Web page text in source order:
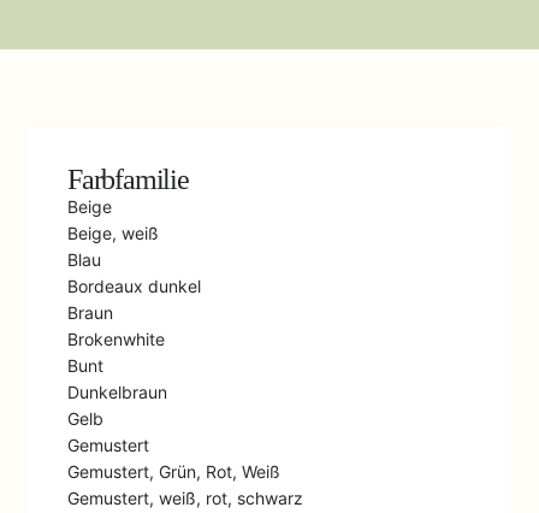
Farbfamilie
Beige
Beige, weiß
Blau
Bordeaux dunkel
Braun
Brokenwhite
Bunt
Dunkelbraun
Gelb
Gemustert
Gemustert, Grün, Rot, Weiß
Gemustert, weiß, rot, schwarz